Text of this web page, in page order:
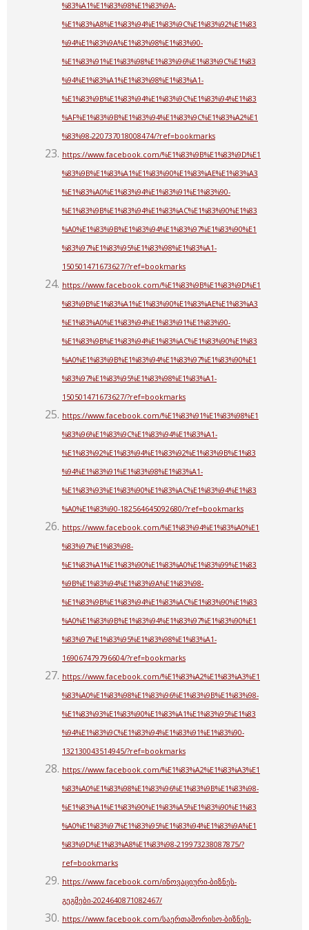
%83%A1%E1%83%98%E1%83%9A-
%E1%83%A8%E1%83%94%E1%83%9C%E1%83%92%E1%83
%94%E1%83%9A%E1%83%98%E1%83%90-
%E1%83%91%E1%83%98%E1%83%96%E1%83%9C%E1%83
%94%E1%83%A1%E1%83%98%E1%83%A1-
%E1%83%9B%E1%83%94%E1%83%9C%E1%83%94%E1%83
%AF%E1%83%9B%E1%83%94%E1%83%9C%E1%83%A2%E1
%83%98-220737018008474/?ref=bookmarks
https://www.facebook.com/%E1%83%9B%E1%83%9D%E1
%83%9B%E1%83%A1%E1%83%90%E1%83%AE%E1%83%A3
%E1%83%A0%E1%83%94%E1%83%91%E1%83%90-
%E1%83%9B%E1%83%94%E1%83%AC%E1%83%90%E1%83
%A0%E1%83%9B%E1%83%94%E1%83%97%E1%83%90%E1
%83%97%E1%83%95%E1%83%98%E1%83%A1-
150501471673627/?ref=bookmarks
https://www.facebook.com/%E1%83%9B%E1%83%9D%E1
%83%9B%E1%83%A1%E1%83%90%E1%83%AE%E1%83%A3
%E1%83%A0%E1%83%94%E1%83%91%E1%83%90-
%E1%83%9B%E1%83%94%E1%83%AC%E1%83%90%E1%83
%A0%E1%83%9B%E1%83%94%E1%83%97%E1%83%90%E1
%83%97%E1%83%95%E1%83%98%E1%83%A1-
150501471673627/?ref=bookmarks
https://www.facebook.com/%E1%83%91%E1%83%98%E1
%83%96%E1%83%9C%E1%83%94%E1%83%A1-
%E1%83%92%E1%83%94%E1%83%92%E1%83%9B%E1%83
%94%E1%83%91%E1%83%98%E1%83%A1-
%E1%83%93%E1%83%90%E1%83%AC%E1%83%94%E1%83
%A0%E1%83%90-182564645092680/?ref=bookmarks
https://www.facebook.com/%E1%83%94%E1%83%A0%E1
%83%97%E1%83%98-
%E1%83%A1%E1%83%90%E1%83%A0%E1%83%99%E1%83
%9B%E1%83%94%E1%83%9A%E1%83%98-
%E1%83%9B%E1%83%94%E1%83%AC%E1%83%90%E1%83
%A0%E1%83%9B%E1%83%94%E1%83%97%E1%83%90%E1
%83%97%E1%83%95%E1%83%98%E1%83%A1-
169067479796604/?ref=bookmarks
https://www.facebook.com/%E1%83%A2%E1%83%A3%E1
%83%A0%E1%83%98%E1%83%96%E1%83%9B%E1%83%98-
%E1%83%93%E1%83%90%E1%83%A1%E1%83%95%E1%83
%94%E1%83%9C%E1%83%94%E1%83%91%E1%83%90-
132130043514945/?ref=bookmarks
https://www.facebook.com/%E1%83%A2%E1%83%A3%E1
%83%A0%E1%83%98%E1%83%96%E1%83%9B%E1%83%98-
%E1%83%A1%E1%83%90%E1%83%A5%E1%83%90%E1%83
%A0%E1%83%97%E1%83%95%E1%83%94%E1%83%9A%E1
%83%9D%E1%83%A8%E1%83%98-219973238087875/?
ref=bookmarks
https://www.facebook.com/ინოვაციური-ბიზნეს-
გეგმები-2024640871082467/
https://www.facebook.com/საერთაშორისო-ბიზნეს-